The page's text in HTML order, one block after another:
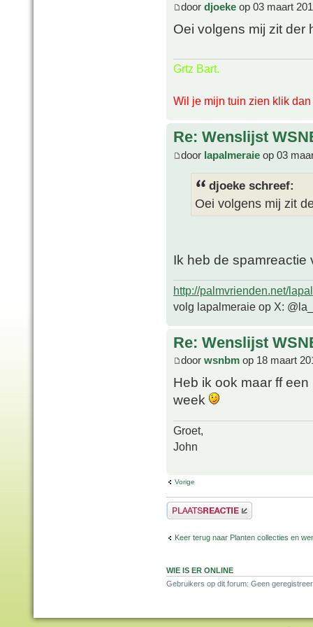
door djoeke op 03 maart
Oei volgens mij zit
Grtz Bart.
Wil je mijn tuin zien klik dan
Re: Wenslijst
door lapalmeraie op 03
djoeke schreef:
Oei volgens mij zit
Ik heb de spamreactie
http://palmvrienden.net/
volg lapalmeraie op X:
Re: Wenslijst
door wsnbm op 18 maart
Heb ik ook maar ff
week
Groet,
John
Vorige
Plaats een reactie
Keer terug naar Planten collecties en
WIE IS ER ONLINE
Gebruikers op dit forum: Geen